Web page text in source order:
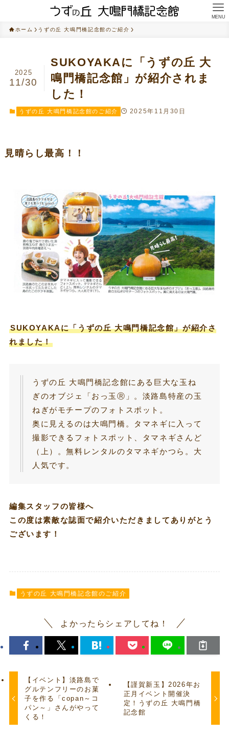
MENU
ホーム うずの丘 大鳴門橋記念館のご紹介
SUKOYAKAに「うずの丘 大
鳴門橋記念館」が紹介されま
した！
2025
11/30
うずの丘 大鳴門橋記念館のご紹介 2025年11月30日
見晴らし最高！！
SUKOYAKAに「うずの丘 大鳴門橋記念館」が紹介さ
れました！
うずの丘 大鳴門橋記念館にある巨大な玉ね
ぎのオブジェ「おっ玉Ⓡ」。淡路島特産の玉
ねぎがモチープのフォトスポット。
奥に見えるのは大鳴門橋。タマネギに入って
撮影できるフォトスポット、タマネギさんど
（上）。無料レンタルのタマネギかつら。大
人気です。
編集スタッフの皆様へ
この度は素敵な誌面で紹介いただきましてありがとう
ございます！
うずの丘 大鳴門橋記念館のご紹介
よかったらシェアしてね！
【イベント】淡路島で
グルテンフリーのお菓
子を作る「copan～コ
パン～」さんがやって
くる！
【謹賀新玉】2026年お
正月イベント開催決
定！うずの丘 大鳴門橋
記念館